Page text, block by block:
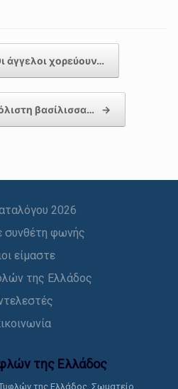
άγγελοι χορεύουν…
βασίλισσα… →
2026
συνθέτη φωνής
είμαστε
της Ελλάδος
της Ελλάδoς
της Ελλάδος, Σωματείο